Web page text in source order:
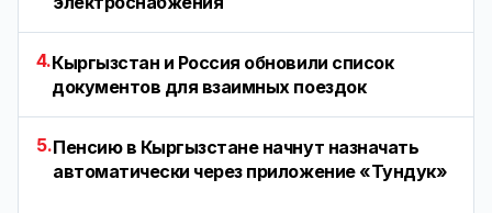
4.Кыргызстан и Россия обновили список
документов для взаимных поездок
5.Пенсию в Кыргызстане начнут назначать
автоматически через приложение «Тундук»